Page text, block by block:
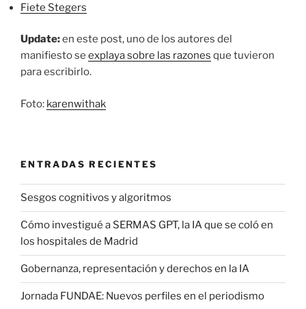
Fiete Stegers
Update:en este post, uno de los autores del
manifiesto se explaya sobre las razones que tuvieron
para escribirlo.
Foto: karenwithak
ENTRADAS RECIENTES
Sesgos cognitivos y algoritmos
Cómo investigué a SERMAS GPT, la IA que se coló en
los hospitales de Madrid
Gobernanza, representación y derechos en la IA
Jornada FUNDAE: Nuevos perfiles en el periodismo